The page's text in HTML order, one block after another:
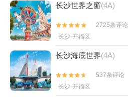
长沙世界之窗(4A)


2725条评论
长沙·开福区
长沙海底世界(4A)


537条评论
长沙·开福区